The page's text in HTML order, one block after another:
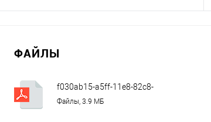
В избранное
В наличии
ФАЙЛЫ
f030ab15-a5ff-11e8-82c8-
1c1b0d39e5bf_fcb9d447-9423-11e9-
Файлы, 3.9 МБ